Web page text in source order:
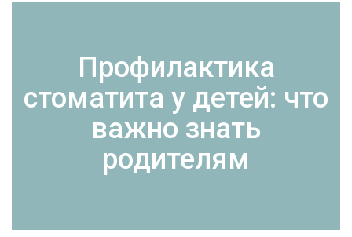
Профилактика
стоматита у детей: что
важно знать
родителям